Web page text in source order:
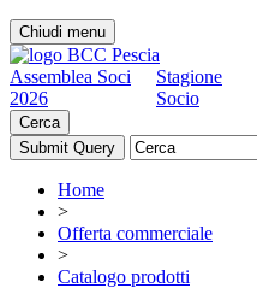
Chiudi menu
Assemblea Soci
2026
Stagione
Socio
Cerca
Home
>
Offerta commerciale
>
Catalogo prodotti